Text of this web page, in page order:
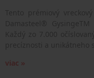
viac »